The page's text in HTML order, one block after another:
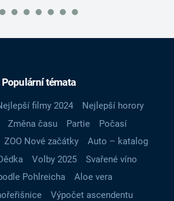
Populární témata
filmy 2024
Nejlepší horory
Změna času Partie
Počasí
ZOO Nové začátky
Auto – katalog
Volby 2025
Svařené víno
Pohlreicha
Aloe vera
Výpočet ascendentu